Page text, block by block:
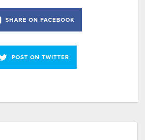
SHARE ON FACEBOOK
POST ON TWITTER